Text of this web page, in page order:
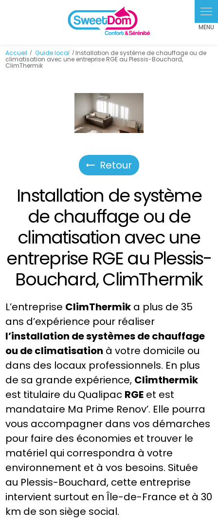
Accueil Guide local Installation de système de chauffage ou de
climatisation avec une entreprise RGE au Plessis-Bouchard,
ClimThermik
Retour
Installation de système
de chauffage ou de
climatisation avec une
entreprise RGE au Plessis-
Bouchard, ClimThermik
L’entreprise ClimThermik a plus de 35
ans d’expérience pour réaliser
l’installation de systèmes de chauffage
ou de climatisation à votre domicile ou
dans des locaux professionnels. En plus
de sa grande expérience, Climthermik
est titulaire du Qualipac RGE et est
mandataire Ma Prime Renov’. Elle pourra
vous accompagner dans vos démarches
pour faire des économies et trouver le
matériel qui correspondra à votre
environnement et à vos besoins. Située
au Plessis-Bouchard, cette entreprise
intervient surtout en Île-de-France et à 30
km de son siège social.
Panneau de gestion des cookies